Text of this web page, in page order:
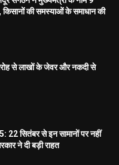
किसानों की समस्याओं के समाधान की
से लाखों के जेवर और नकदी से
22 सितंबर से इन सामानों पर नहीं
ने दी बड़ी राहत